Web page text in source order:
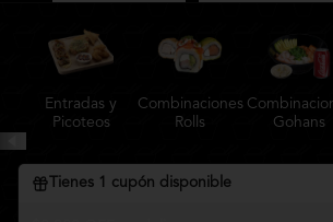
Entradas y
Picoteos
Combinaciones
Rolls
Gohans
Tienes 1 cupón disponible